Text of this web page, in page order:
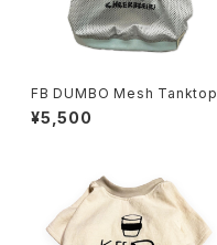
FB DUMBO Mesh Tanktop
¥5,500